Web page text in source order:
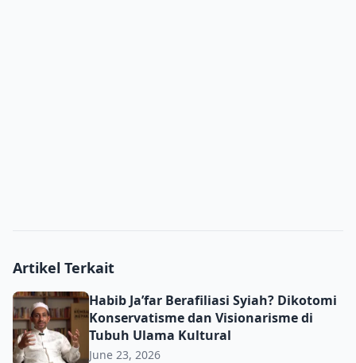
Artikel Terkait
Habib Ja’far Berafiliasi Syiah? Dikotomi Konservatisme
Habib Ja’far Berafiliasi Syiah? Dikotomi
Konservatisme dan Visionarisme di
Tubuh Ulama Kultural
June 23, 2026